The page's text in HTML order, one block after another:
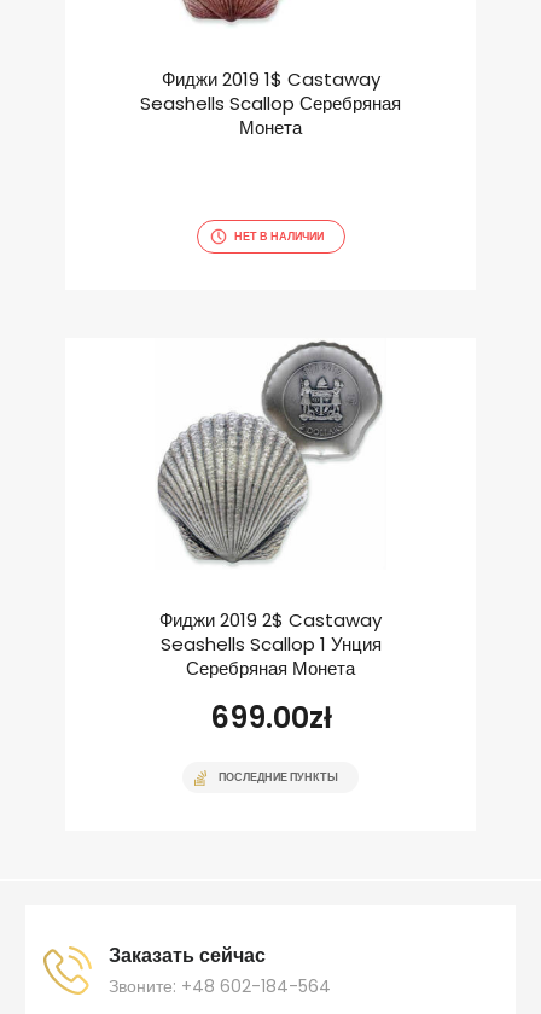
Фиджи 2019 1$ Castaway
Seashells Scallop Серебряная
Монета
НЕТ В НАЛИЧИИ
Фиджи 2019 2$ Castaway
Seashells Scallop 1 Унция
Серебряная Монета
699.00zł
ПОСЛЕДНИЕ ПУНКТЫ
Заказать сейчас
Звоните: +48 602-184-564